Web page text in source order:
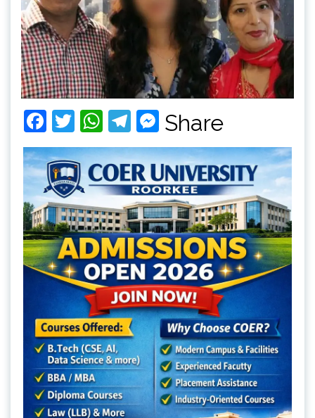
Facebook
Twitter
WhatsApp
Telegram
Messenger
Share